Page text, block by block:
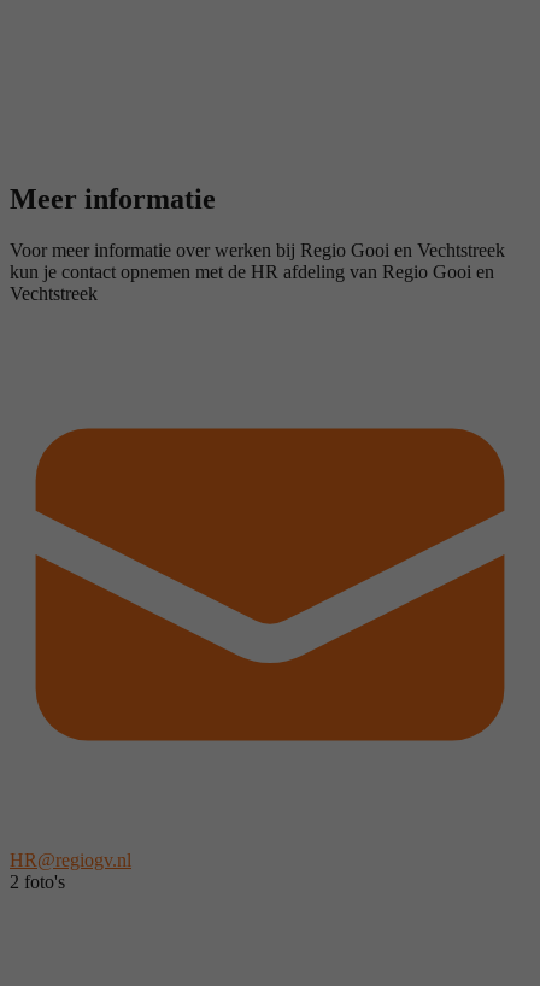
Meer informatie
Voor meer informatie over werken bij Regio Gooi en Vechtstreek
kun je contact opnemen met de HR afdeling van Regio Gooi en
Vechtstreek
HR@regiogv.nl
2 foto's